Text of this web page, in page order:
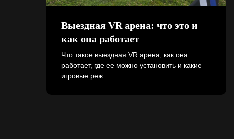
Выездная VR арена: что это и
как она работает
Что такое выездная VR арена, как она
работает, где ее можно установить и какие
игровые реж ...